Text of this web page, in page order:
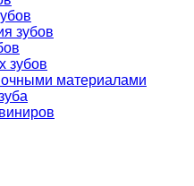
зубов
зубов
материалами